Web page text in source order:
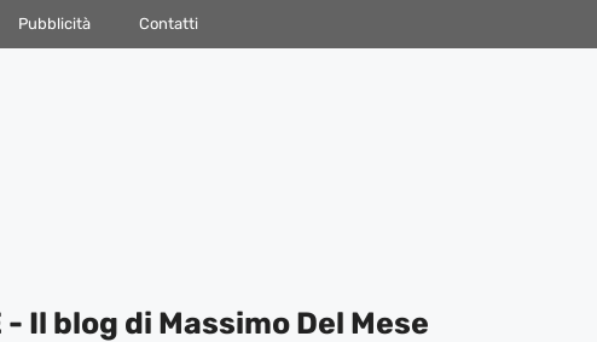
Pubblicità Contatti
- Il blog di Massimo Del Mese